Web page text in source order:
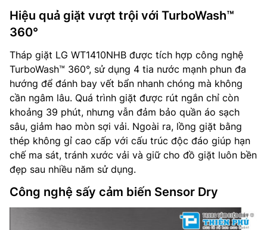
Hiệu quả giặt vượt trội với TurboWash™
360°
Tháp giặt LG WT1410NHB được tích hợp công nghệ
TurboWash™ 360°, sử dụng 4 tia nước mạnh phun đa
hướng để đánh bay vết bẩn nhanh chóng mà không
cần ngâm lâu. Quá trình giặt được rút ngắn chỉ còn
khoảng 39 phút, nhưng vẫn đảm bảo quần áo sạch
sâu, giảm hao mòn sợi vải. Ngoài ra, lồng giặt bằng
thép không gỉ cao cấp với cấu trúc độc đáo giúp hạn
chế ma sát, tránh xước vải và giữ cho đồ giặt luôn bền
đẹp sau nhiều năm sử dụng.
Công nghệ sấy cảm biến Sensor Dry